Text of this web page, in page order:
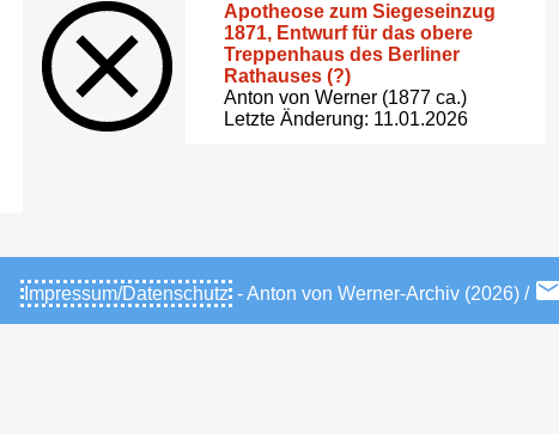
Apotheose zum Siegeseinzug
1871, Entwurf für das obere
Treppenhaus des Berliner
Rathauses (?)
Anton von Werner (1877 ca.)
Letzte Änderung: 11.01.2026
Impressum/Datenschutz - Anton von Werner-Archiv (2026) /